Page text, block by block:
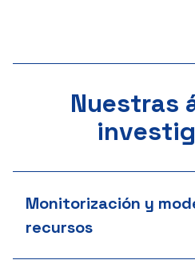
Nuestras
Monitorización y
recursos